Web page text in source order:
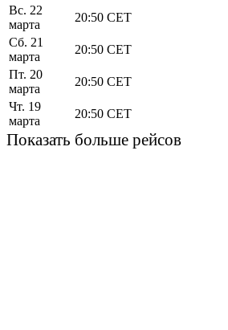
Вс. 22
марта
20:50 CET
Сб. 21
марта
20:50 CET
Пт. 20
марта
20:50 CET
Чт. 19
марта
20:50 CET
Показать больше рейсов